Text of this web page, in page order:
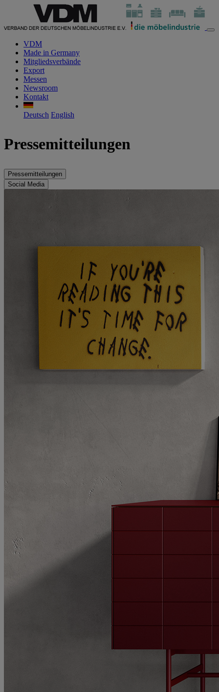
VDM
Made in Germany
Mitgliedsverbände
Export
Messen
Newsroom
Kontakt
Deutsch English
Pressemitteilungen
Pressemitteilungen
Social Media